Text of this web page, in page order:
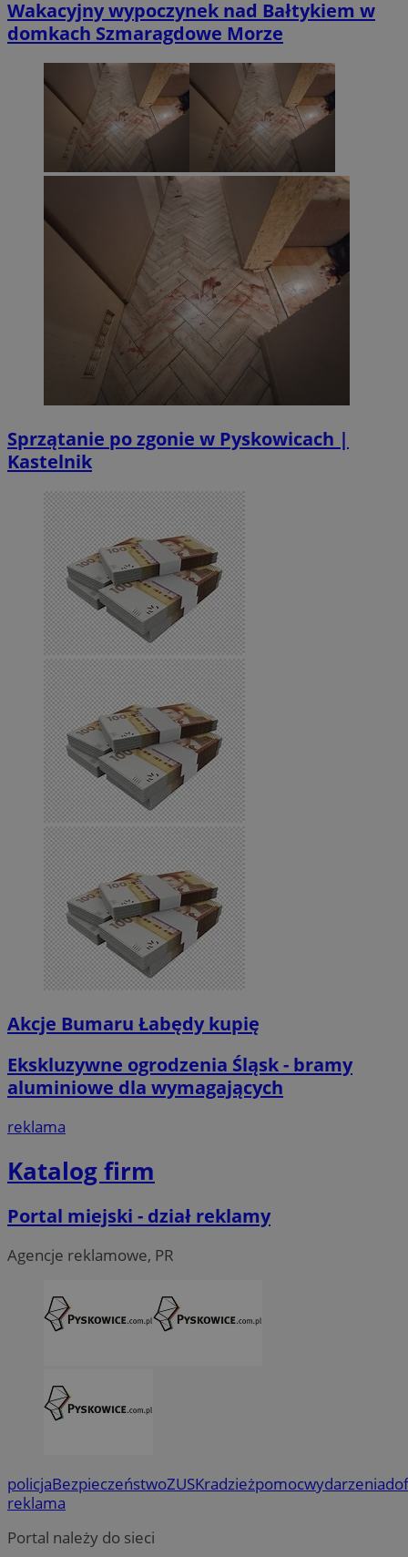
Wakacyjny wypoczynek nad Bałtykiem w
domkach Szmaragdowe Morze
Sprzątanie po zgonie w Pyskowicach |
Kastelnik
Akcje Bumaru Łabędy kupię
Ekskluzywne ogrodzenia Śląsk - bramy
aluminiowe dla wymagających
reklama
Katalog firm
Portal miejski - dział reklamy
Agencje reklamowe, PR
policjaBezpieczeństwoZUSKradzieżpomocwydarzenia
reklama
Portal należy do sieci